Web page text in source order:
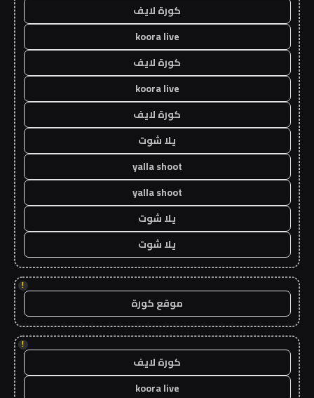
كورة لايف
koora live
كورة لايف
koora live
كورة لايف
يلا شوت
yalla shoot
yalla shoot
يلا شوت
يلا شوت
!
موقع كورة
!
كورة لايف
koora live